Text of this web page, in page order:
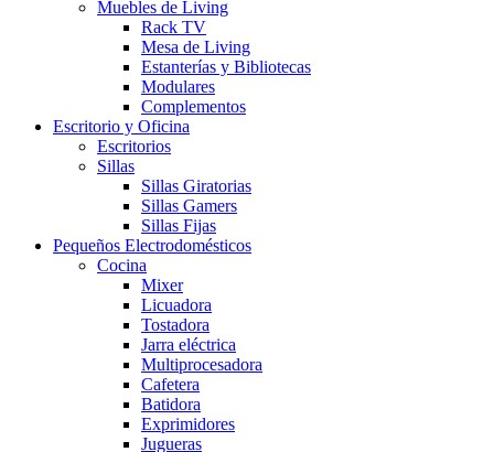
Muebles de Living
Rack TV
Mesa de Living
Estanterías y Bibliotecas
Modulares
Complementos
Escritorio y Oficina
Escritorios
Sillas
Sillas Giratorias
Sillas Gamers
Sillas Fijas
Pequeños Electrodomésticos
Cocina
Mixer
Licuadora
Tostadora
Jarra eléctrica
Multiprocesadora
Cafetera
Batidora
Exprimidores
Jugueras